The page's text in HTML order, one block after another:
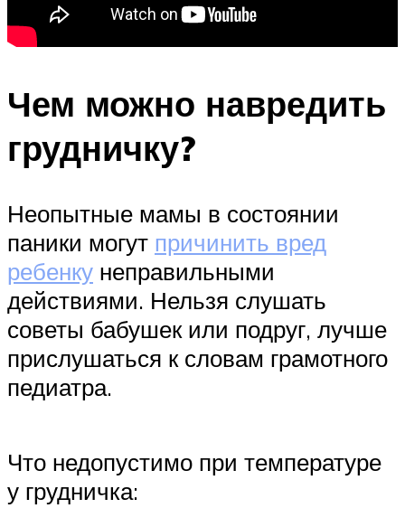
Чем можно навредить
грудничку?
Неопытные мамы в состоянии
паники могут причинить вред
ребенку неправильными
действиями. Нельзя слушать
советы бабушек или подруг, лучше
прислушаться к словам грамотного
педиатра.
Что недопустимо при температуре
у грудничка: